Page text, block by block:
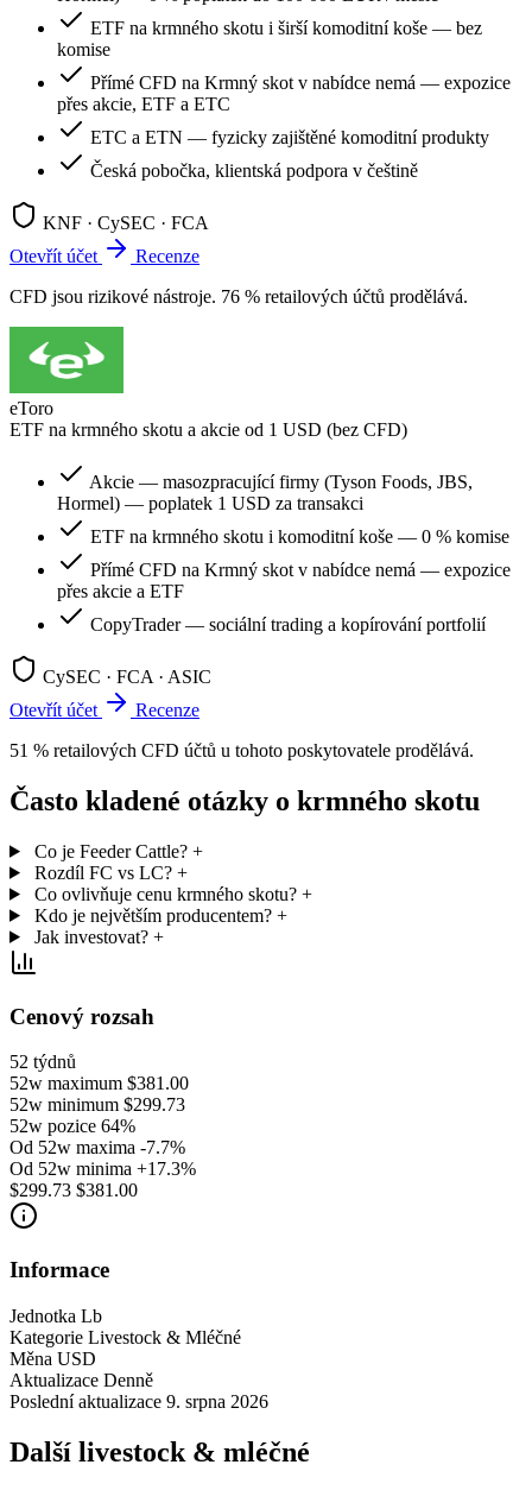
ETF na krmného skotu i širší komoditní koše — bez
komise
Přímé CFD na Krmný skot v nabídce nemá — expozice
přes akcie, ETF a ETC
ETC a ETN — fyzicky zajištěné komoditní produkty
Česká pobočka, klientská podpora v češtině
KNF · CySEC · FCA
Otevřít účet
Recenze
CFD jsou rizikové nástroje. 76 % retailových účtů prodělává.
eToro
ETF na krmného skotu a akcie od 1 USD (bez CFD)
Akcie — masozpracující firmy (Tyson Foods, JBS,
Hormel) — poplatek 1 USD za transakci
ETF na krmného skotu i komoditní koše — 0 % komise
Přímé CFD na Krmný skot v nabídce nemá — expozice
přes akcie a ETF
CopyTrader — sociální trading a kopírování portfolií
CySEC · FCA · ASIC
Otevřít účet
Recenze
51 % retailových CFD účtů u tohoto poskytovatele prodělává.
Často kladené otázky o krmného skotu
Co je Feeder Cattle? +
Rozdíl FC vs LC? +
Co ovlivňuje cenu krmného skotu? +
Kdo je největším producentem? +
Jak investovat? +
Cenový rozsah
52 týdnů
52w maximum $381.00
52w minimum $299.73
52w pozice 64%
Od 52w maxima -7.7%
Od 52w minima +17.3%
$299.73 $381.00
Informace
Jednotka Lb
Kategorie Livestock & Mléčné
Měna USD
Aktualizace Denně
Poslední aktualizace 9. srpna 2026
Další livestock & mléčné